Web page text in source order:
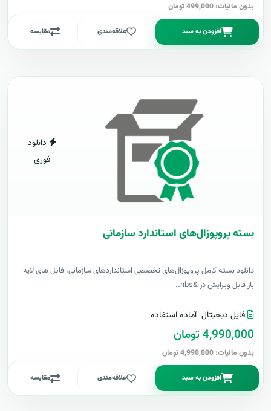
بدون مالیات: 499,000 تومان
افزودن به سبد علاقه‌مندی مقایسه
دانلود
فوری
بسته پروپوزال‌های استاندارد سازمانی
دانلود بسته کامل پروپوزال‌های تخصصی استانداردهای سازمانی، فایل های لایه
باز قابل ویرایش در &nbs..
فایل دیجیتال آماده استفاده
4,990,000 تومان
بدون مالیات: 4,990,000 تومان
افزودن به سبد علاقه‌مندی مقایسه